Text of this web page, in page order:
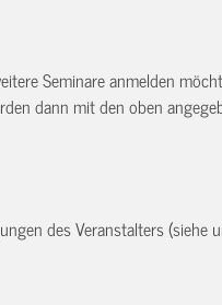
Seminare anmelden
dann mit den oben
des Veranstalters (siehe